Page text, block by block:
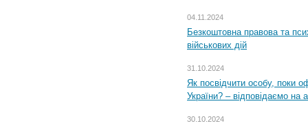
04.11.2024
Безкоштовна правова та
військових дій
31.10.2024
Як посвідчити особу, поки
України? – відповідаємо на
30.10.2024